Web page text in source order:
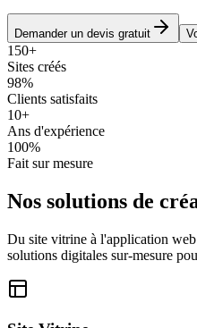
Demander un devis gratuit
150+
Sites créés
98%
Clients satisfaits
10+
Ans d'expérience
100%
Fait sur mesure
Nos solutions de
Du site vitrine à l'application
solutions digitales sur-mesure